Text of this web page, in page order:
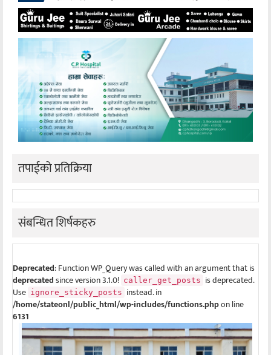
तपाईको प्रतिक्रिया
संबन्धित शिर्षकहरु
Deprecated: Function WP_Query was called with an argument that is
deprecatedsince version 3.1.0! caller_get_posts is deprecated.
Use ignore_sticky_posts instead. in
/home/stateonl/public_html/wp-includes/functions.phpon line
6131